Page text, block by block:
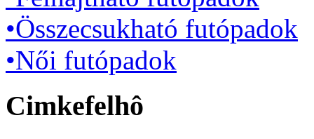
•Összecsukható futópadok
•Női futópadok
Cimkefelhô